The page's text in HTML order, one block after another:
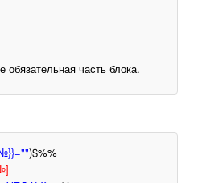
обязательная часть блока.
)$%%